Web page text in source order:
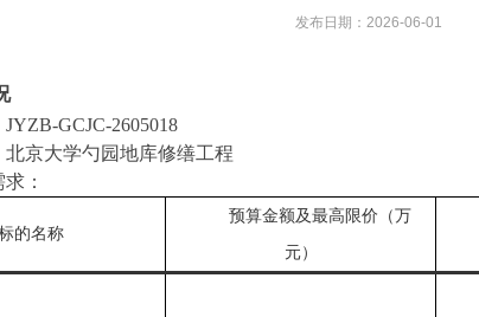
发布日期：2026-06-01
JYZB-GCJC-2605018
北京大学勺园地库修缮工程
求 ：
的名称
预算金额及最高限价（万
元）